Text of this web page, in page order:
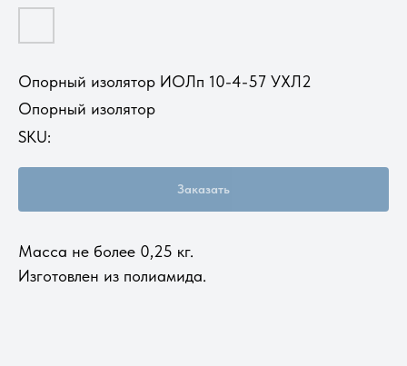
Опорный изолятор ИОЛп 10-4-57 УХЛ2
Опорный изолятор
SKU:
Заказать
Масса не более 0,25 кг.
Изготовлен из полиамида.